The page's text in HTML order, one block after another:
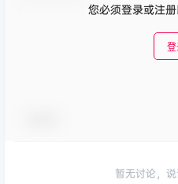
您必须登录或注
暂无讨论，